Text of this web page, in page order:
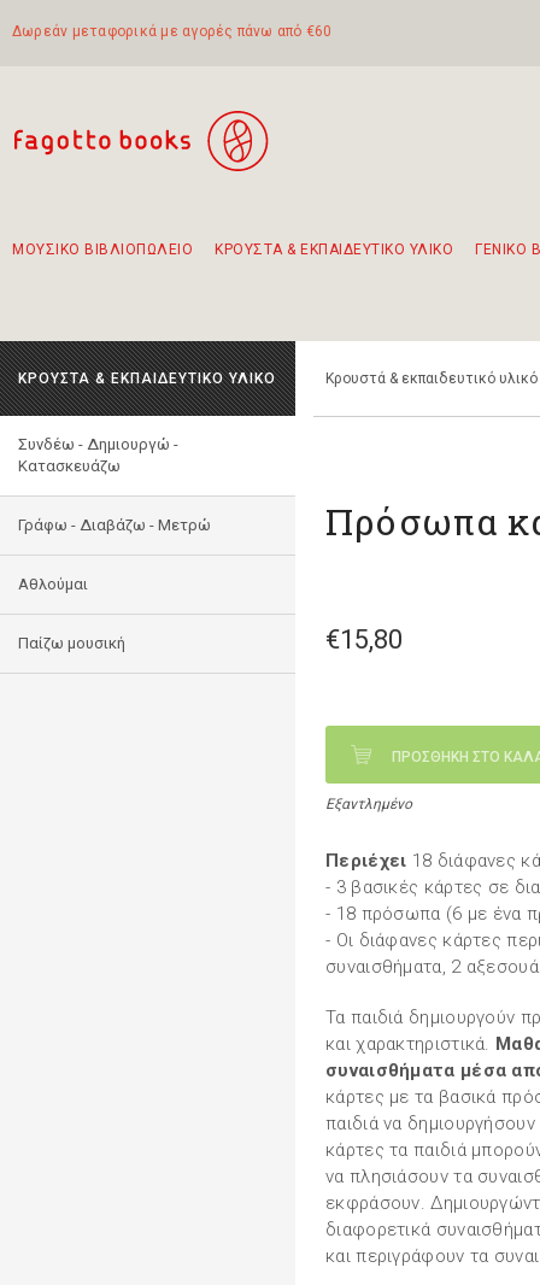
Δωρεάν μεταφορικά με αγορές πάνω από €60
ΜΟΥΣΙΚΟ ΒΙΒΛΙΟΠΩΛΕΙΟ ΚΡΟΥΣΤΑ & ΕΚΠΑΙΔΕΥΤΙΚΟ ΥΛΙΚΟ ΓΕΝΙΚΟ
ΚΡΟΥΣΤΑ & ΕΚΠΑΙΔΕΥΤΙΚΟ ΥΛΙΚΟ
Συνδέω - Δημιουργώ -
Kατασκευάζω
Γράφω - Διαβάζω - Μετρώ
Αθλούμαι
Παίζω μουσική
Κρουστά & εκπαιδευτικό υλικό
Πρόσωπα
€15,80
ΠΡΟΣΘΗΚΗ ΣΤΟ
Εξαντλημένο
Περιέχει 18 διάφανες
- 3 βασικές κάρτες σε
- 18 πρόσωπα (6 με ένα
- Οι διάφανες κάρτες
συναισθήματα, 2
Τα παιδιά δημιουργούν
και χαρακτηριστικά.
συναισθήματα μέσα
κάρτες με τα βασικά
παιδιά να
κάρτες τα παιδιά
να πλησιάσουν τα
εκφράσουν.
διαφορετικά
και περιγράφουν τα